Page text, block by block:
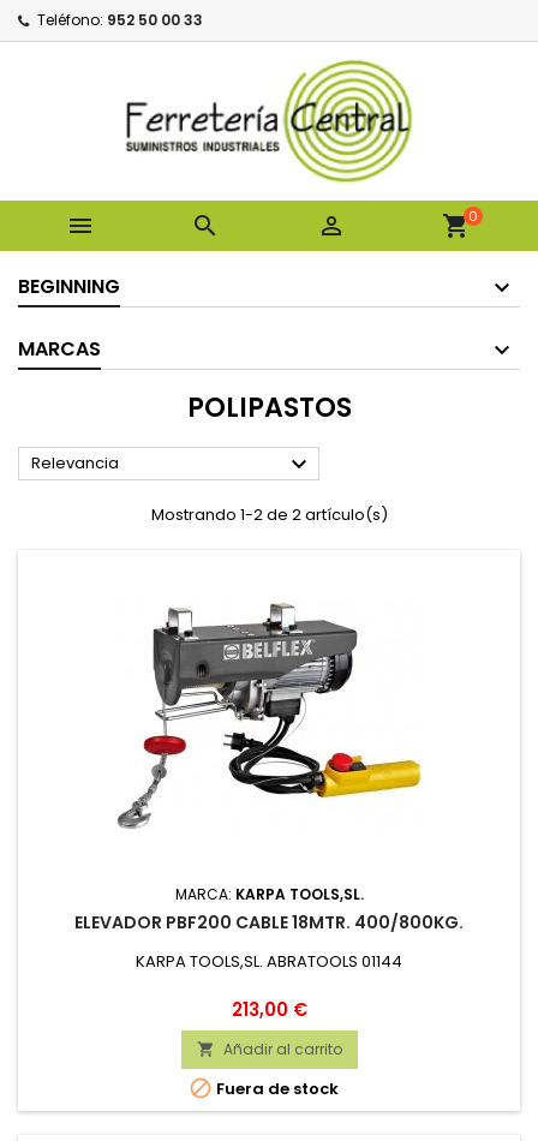
Teléfono: 952 50 00 33
   shopping_cart0
BEGINNING
MARCAS
POLIPASTOS
Relevancia 
Mostrando 1-2 de 2 artículo(s)
MARCA: KARPA TOOLS,SL.
ELEVADOR PBF200 CABLE 18MTR. 400/800KG.
KARPA TOOLS,SL. ABRATOOLS 01144
Precio
213,00 €
 Añadir al carrito
 Fuera de stock